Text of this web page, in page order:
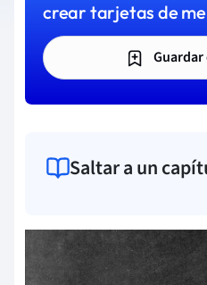
crear tarjetas de
Saltar a un